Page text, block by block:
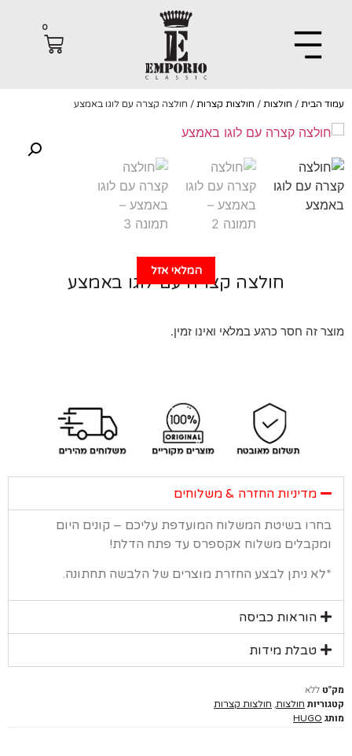
הבית/חולצות /חולצות קצרות / חולצה קצרה עם לוגו באמצע
חולצה קצרה עם לוגו באמצע
זה חסר כרגע במלאי ואינו זמין.
מדיניות החזרה & משלוחים
בשיטת המשלוח המועדפת עליכם – קונים היום
משלוח אקספרס עד פתח הדלת!
ניתן לבצע החזרת מוצרים של הלבשה תחתונה.
הוראות כביסה
טבלת מידות
ללא
חולצות ,חולצות קצרות
HUGO
המלאי אזל